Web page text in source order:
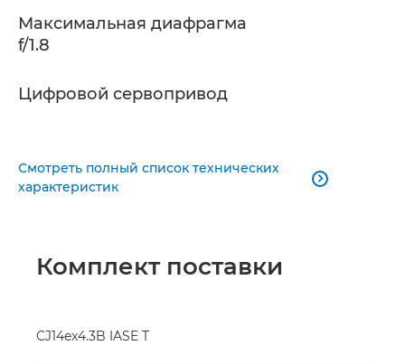
Максимальная диафрагма
f/1.8
Цифровой сервопривод
Смотреть полный список технических
характеристик

Комплект поставки
CJ14ex4.3B IASE T